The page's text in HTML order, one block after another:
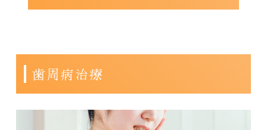
歯周病治療